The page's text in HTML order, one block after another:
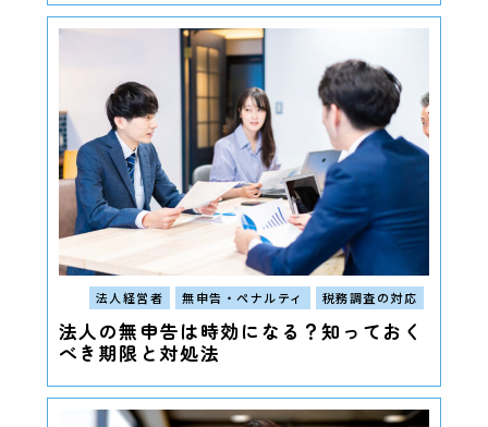
法人経営者 無申告・ペナルティ 税務調査の対応
法人の無申告は時効になる？知っておく
べき期限と対処法